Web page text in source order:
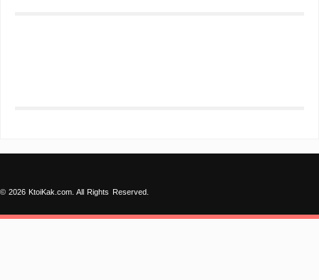
© 2026 KtoiKak.com. All Rights Reserved.